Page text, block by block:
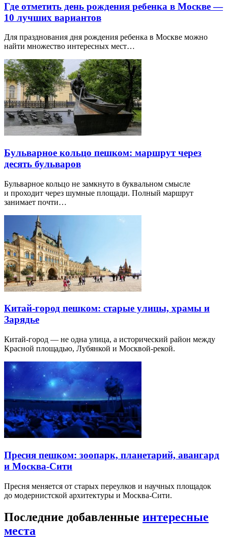
Где отметить день рождения ребенка в Москве —
10 лучших вариантов
Для празднования дня рождения ребенка в Москве можно
найти множество интересных мест…
Бульварное кольцо пешком: маршрут через
десять бульваров
Бульварное кольцо не замкнуто в буквальном смысле
и проходит через шумные площади. Полный маршрут
занимает почти…
Китай-город пешком: старые улицы, храмы и
Зарядье
Китай-город — не одна улица, а исторический район между
Красной площадью, Лубянкой и Москвой-рекой.
Пресня пешком: зоопарк, планетарий, авангард
и Москва-Сити
Пресня меняется от старых переулков и научных площадок
до модернистской архитектуры и Москва-Сити.
Последние добавленные интересные
места